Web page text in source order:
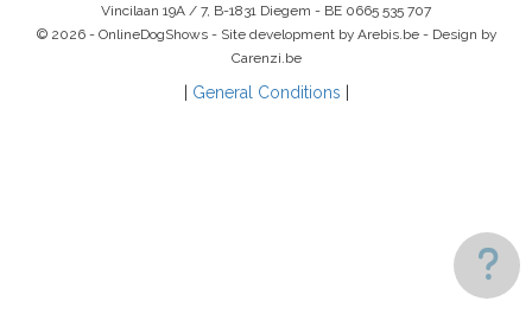
Vincilaan 19A / 7, B-1831 Diegem - BE 0665 535 707
© 2026 - OnlineDogShows - Site development by Arebis.be - Design by
Carenzi.be
General Conditions